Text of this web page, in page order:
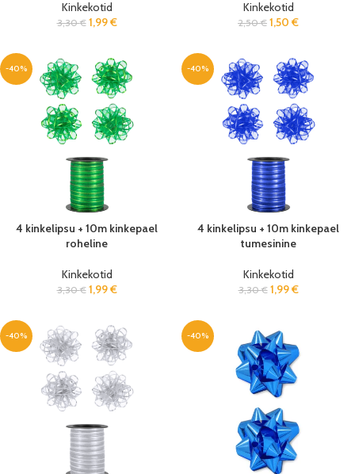
Kinkekotid
3,30€ 1,99€
Kinkekotid
2,50€ 1,50 €
-40%
4 kinkelipsu + 10m kinkepael
roheline
Kinkekotid
3,30€ 1,99€
-40%
4 kinkelipsu + 10m kinkepael
tumesinine
Kinkekotid
3,30€ 1,99€
-40% -40%